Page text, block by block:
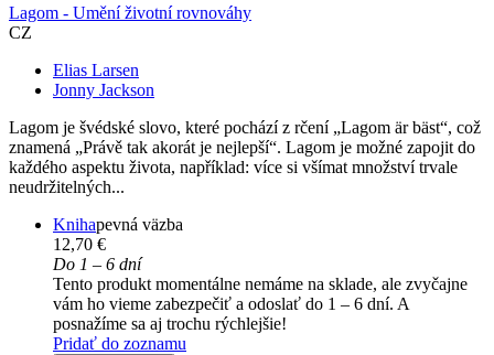
Lagom - Umění životní rovnováhy
CZ
Elias Larsen
Jonny Jackson
Lagom je švédské slovo, které pochází z rčení „Lagom är bäst“, což
znamená „Právě tak akorát je nejlepší“. Lagom je možné zapojit do
každého aspektu života, například: více si všímat množství trvale
neudržitelných...
Knihapevná väzba
12,70 €
Do 1 – 6 dní
Tento produkt momentálne nemáme na sklade, ale zvyčajne
vám ho vieme zabezpečiť a odoslať do 1 – 6 dní. A
posnažíme sa aj trochu rýchlejšie!
Pridať do zoznamu